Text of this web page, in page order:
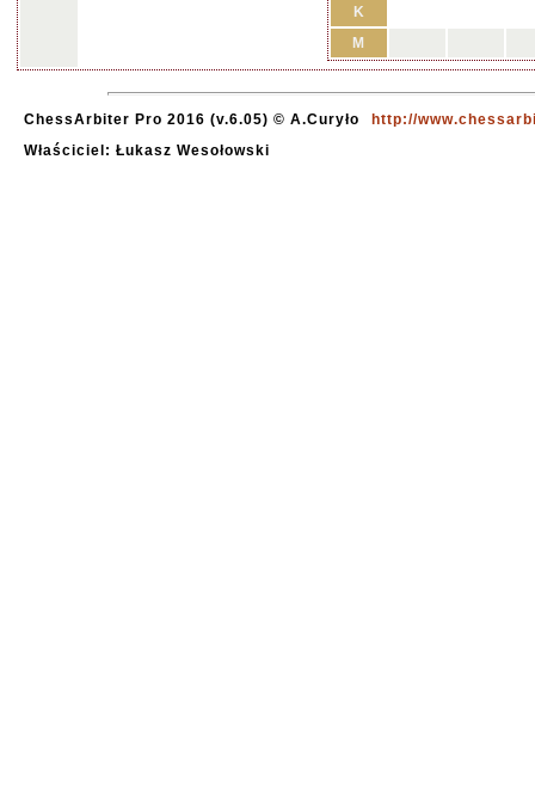
K
M
ChessArbiter Pro 2016 (v.6.05) © A.Curyło
http://
Właściciel: Łukasz Wesołowski